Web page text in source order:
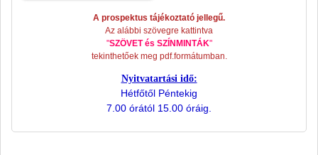
A prospektus tájékoztató jellegű.
Az alábbi szövegre kattintva
"SZÖVET és SZÍNMINTÁK"
tekinthetőek meg pdf.formátumban.
Nyitvatartási idő:
Hétfőtől Péntekig
7.00 órától 15.00 óráig.